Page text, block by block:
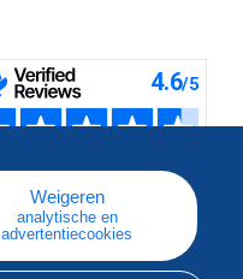
Weigeren
analytische en
advertentiecookies